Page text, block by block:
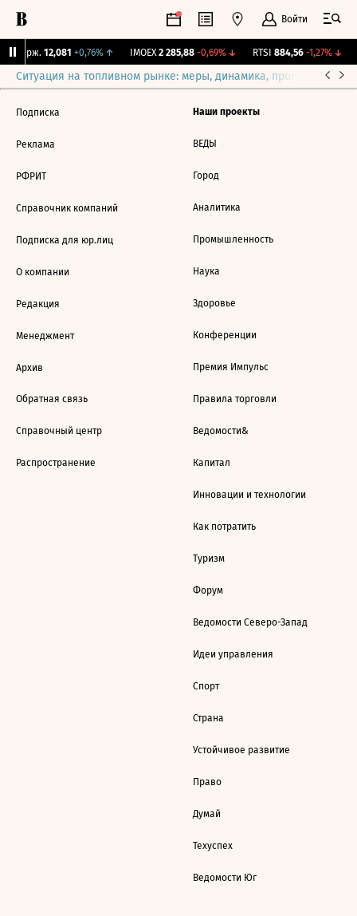
Войти
Бирж. 12,081 +0,76%↑ IMOEX 2 285,88 -0,69%↓ RTSI 884,56 -1,27%↓
Ситуация на топливном рынке: меры, динамика, прогнозы
Подписка
Реклама
РФРИТ
Справочник компаний
Подписка для юр.лиц
О компании
Редакция
Менеджмент
Архив
Обратная связь
Справочный центр
Распространение
Наши проекты
ВЕДЫ
Город
Аналитика
Промышленность
Наука
Здоровье
Конференции
Премия Импульс
Правила торговли
Ведомости&
Капитал
Инновации и технологии
Как потратить
Туризм
Форум
Ведомости Северо-Запад
Идеи управления
Спорт
Страна
Устойчивое развитие
Право
Думай
Техуспех
Ведомости Юг